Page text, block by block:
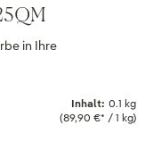
in Ihre
Inhalt: 0.1 kg
(89,90 €* / 1 kg)